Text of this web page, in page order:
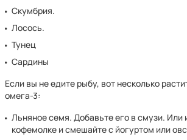
Скумбрия.
Лосось.
Тунец
Сардины
Если вы не едите рыбу, вот несколько
омега-3:
Льняное семя. Добавьте его в смузи. Или
кофемолке и смешайте с йогуртом или